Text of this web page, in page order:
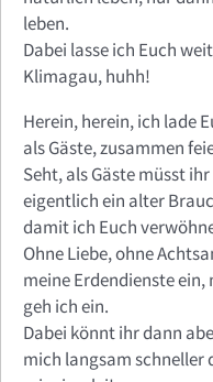
leben.
Dabei lasse ich Euch
Klimagau, huhh!
Herein, herein, ich lade
als Gäste, zusammen
Seht, als Gäste müsst
eigentlich ein alter
damit ich Euch
Ohne Liebe, ohne
meine Erdendienste
geh ich ein.
Dabei könnt ihr dann
mich langsam schneller